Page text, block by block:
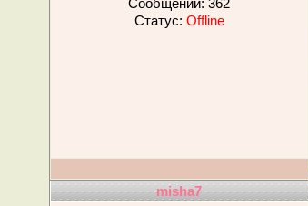
Сообщений: 362
Статус: Offline
misha7